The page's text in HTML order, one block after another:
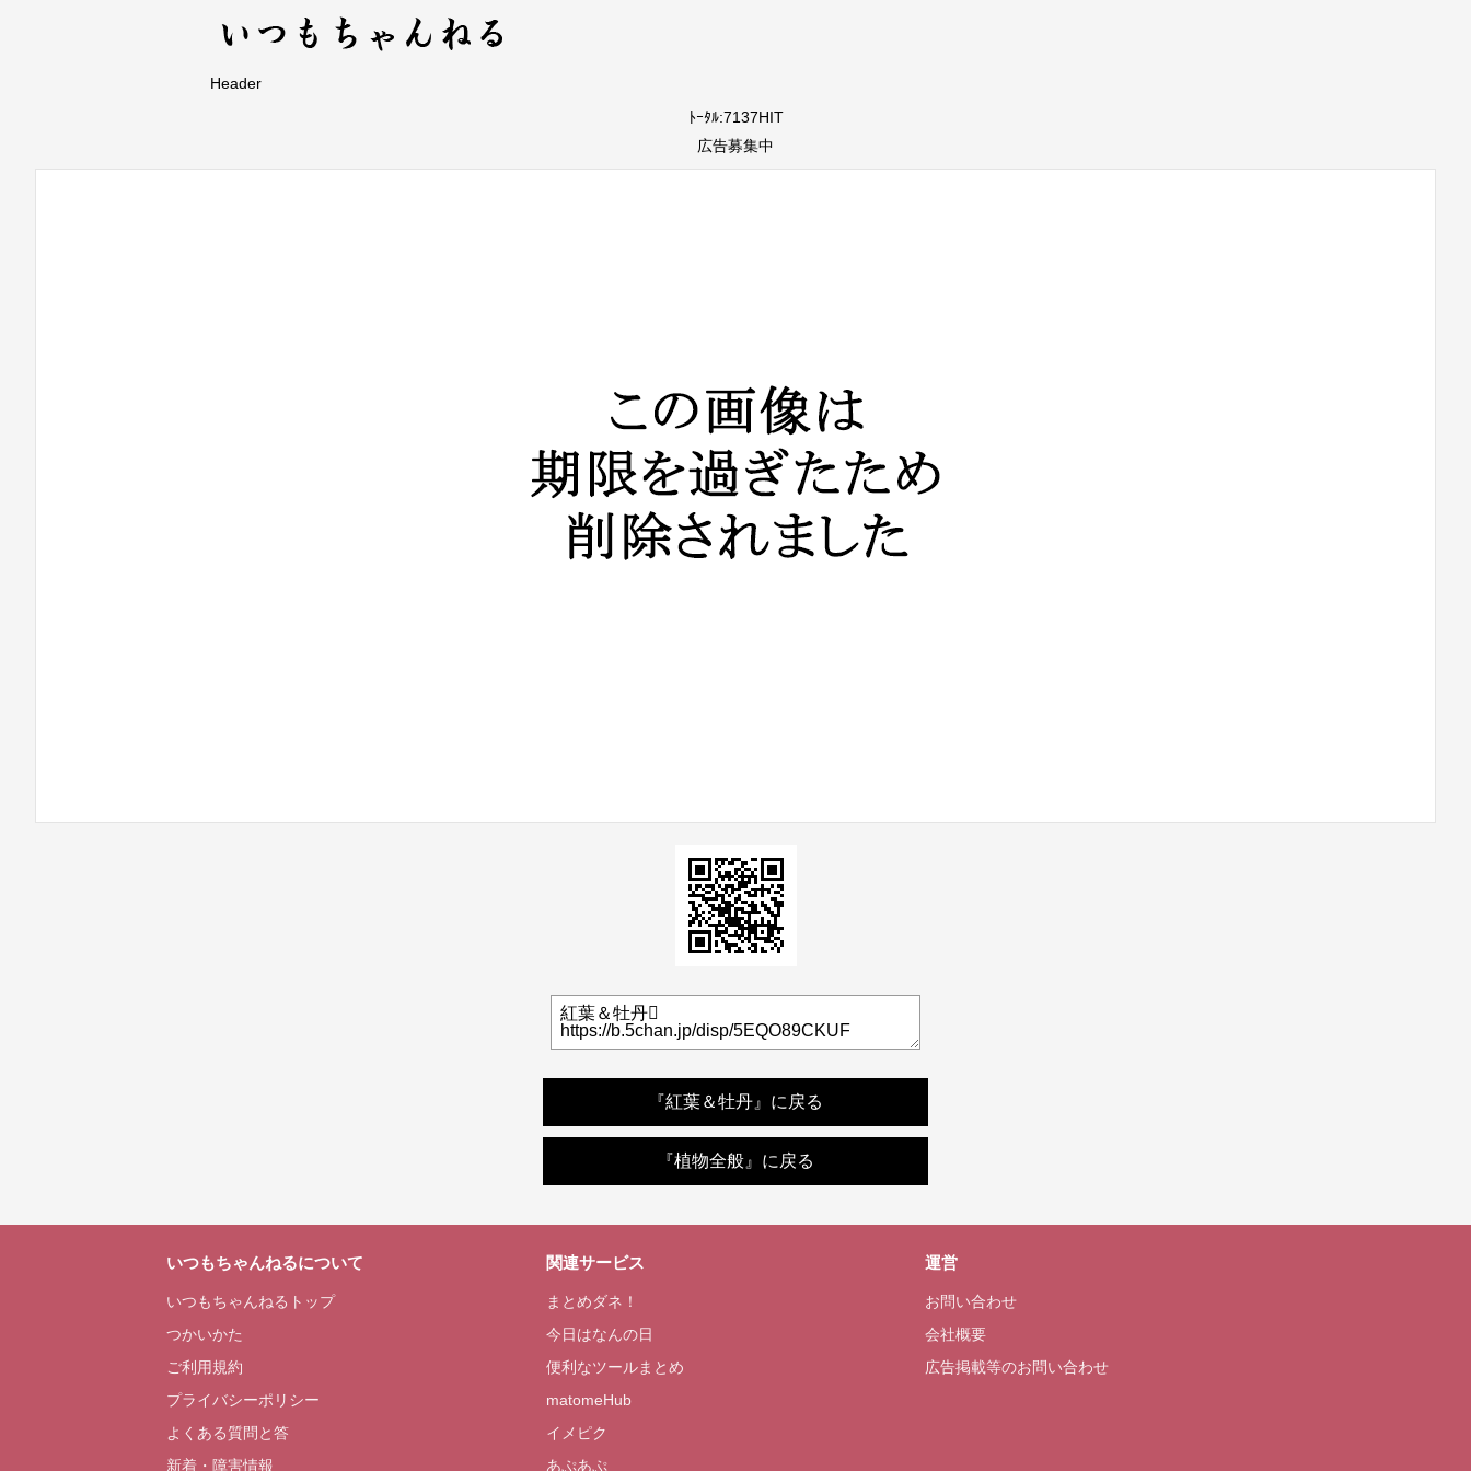
Header
ﾄｰﾀﾙ:7137HIT
広告募集中
『紅葉＆牡丹』に戻る
『植物全般』に戻る
いつもちゃんねるについて
いつもちゃんねるトップ
つかいかた
ご利用規約
プライバシーポリシー
よくある質問と答
新着・障害情報
関連サービス
まとめダネ！
今日はなんの日
便利なツールまとめ
matomeHub
イメピク
あぷあぷ
運営
お問い合わせ
会社概要
広告掲載等のお問い合わせ